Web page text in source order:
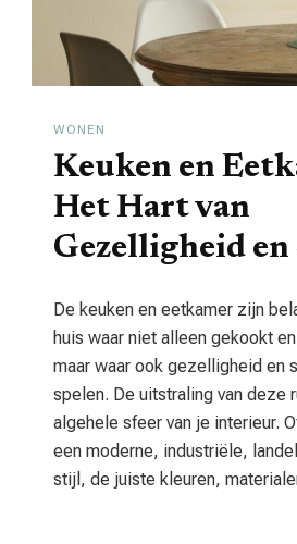
WONEN
Keuken en
Het Hart van
Gezelligheid en
De keuken en eetkamer zijn
huis waar niet alleen gekookt
maar waar ook gezelligheid en
spelen. De uitstraling van deze
algehele sfeer van je interieur.
een moderne, industriële,
stijl, de juiste kleuren,